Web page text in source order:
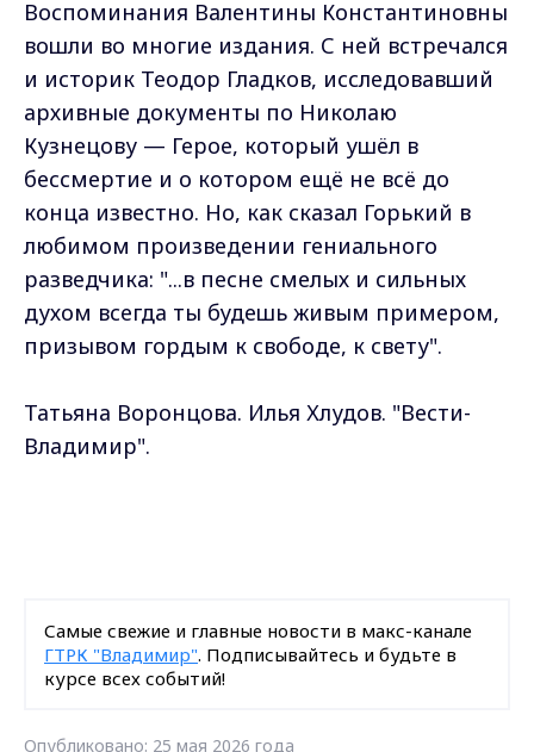
Воспоминания Валентины Константиновны
вошли во многие издания. С ней встречался
и историк Теодор Гладков, исследовавший
архивные документы по Николаю
Кузнецову — Герое, который ушёл в
бессмертие и о котором ещё не всё до
конца известно. Но, как сказал Горький в
любимом произведении гениального
разведчика: "...в песне смелых и сильных
духом всегда ты будешь живым примером,
призывом гордым к свободе, к свету".
Татьяна Воронцова. Илья Хлудов. "Вести-
Владимир".
Самые свежие и главные новости в макс-канале
ГТРК "Владимир". Подписывайтесь и будьте в
курсе всех событий!
Опубликовано: 25 мая 2026 года